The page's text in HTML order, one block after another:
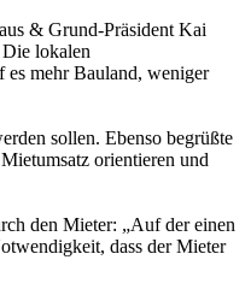
& Grund-Präsident Kai
Die lokalen
es mehr Bauland, weniger
sollen. Ebenso begrüßte
orientieren und
den Mieter: „Auf der einen
dass der Mieter